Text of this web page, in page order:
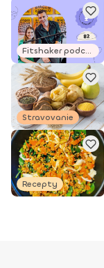
Fitshaker podcasty
Stravovanie
Recepty